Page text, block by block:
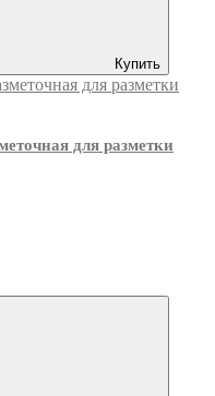
Купить
для разметки